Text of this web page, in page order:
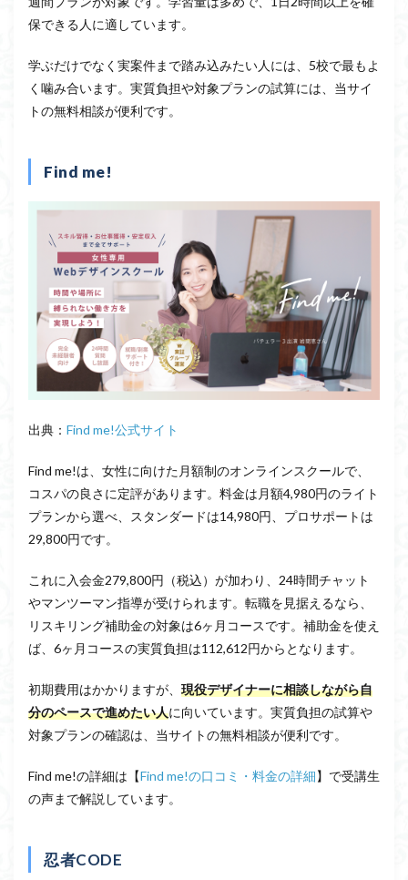
保できる人に適しています。
学ぶだけでなく実案件まで踏み込みたい人には、5校で最もよ
く噛み合います。実質負担や対象プランの試算には、当サイ
トの無料相談が便利です。
Find me!
出典： Find me!公式サイト
Find me!は、女性に向けた月額制のオンラインスクールで、
コスパの良さに定評があります。料金は月額4,980円のライト
プランから選べ、スタンダードは14,980円、プロサポートは
29,800円です。
これに入会金279,800円（税込）が加わり、24時間チャット
やマンツーマン指導が受けられます。転職を見据えるなら、
リスキリング補助金の対象は6ヶ月コースです。補助金を使え
ば、6ヶ月コースの実質負担は112,612円からとなります。
初期費用はかかりますが、 現役デザイナーに相談しながら自
分のペースで進めたい人に向いています。実質負担の試算や
対象プランの確認は、当サイトの無料相談が便利です。
Find me!の詳細は【Find me!の口コミ・料金の詳細】で受講生
の声まで解説しています。
忍者CODE